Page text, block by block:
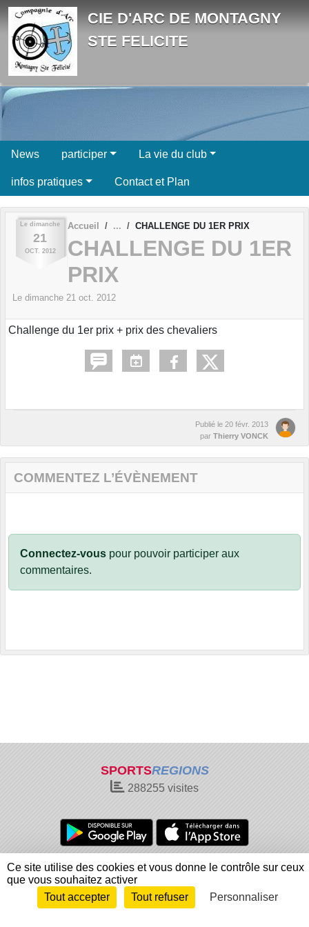
CIE D'ARC DE MONTAGNY
STE FELICITE
News participer La vie du club
infos pratiques Contact et Plan
Le dimanche
21
OCT. 2012
Accueil CHALLENGE DU 1ER PRIX
CHALLENGE DU 1ER
PRIX
Le dimanche 21 oct. 2012
Challenge du 1er prix + prix des chevaliers
Publié le 20 févr. 2013
par Thierry VONCK
COMMENTEZ L’ÉVÈNEMENT
Connectez-vous pour pouvoir participer aux
commentaires.
SPORTSREGIONS
288255 visites
Charte cookies
Gestion des cookies
Informations légales
Signaler un contenu inapproprié
Envie de participer ?
Connexion
Panneau de gestion des cookies
Ce site utilise des cookies et vous donne le contrôle sur ceux
que vous souhaitez activer
Tout accepter
Tout refuser Personnaliser